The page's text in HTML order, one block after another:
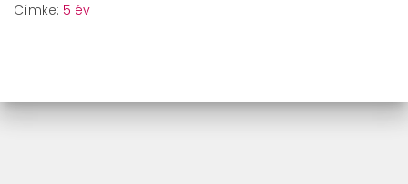
Címke: 5 év